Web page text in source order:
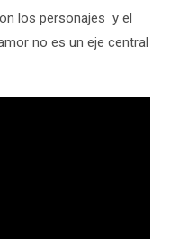
los personajes y el
no es un eje central